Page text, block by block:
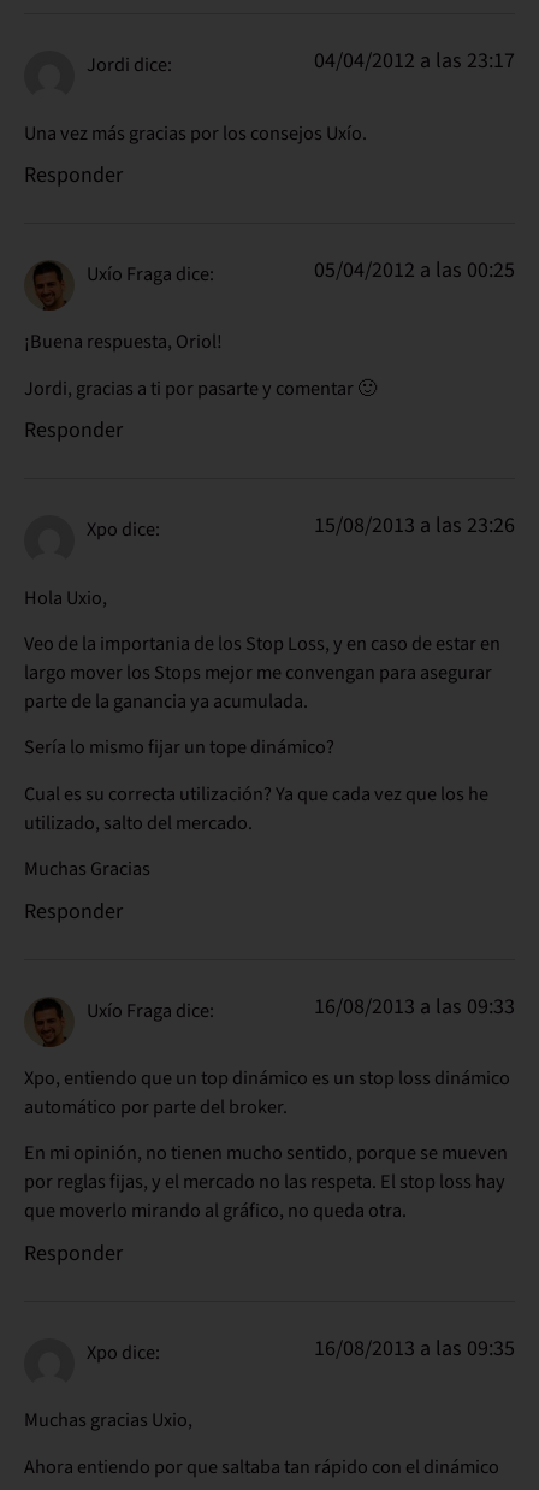
Jordi dice: 04/04/2012 a las 23:17
Una vez más gracias por los consejos Uxío.
Responder
Uxío Fraga dice: 05/04/2012 a las 00:25
¡Buena respuesta, Oriol!
Jordi, gracias a ti por pasarte y comentar 🙂
Responder
Xpo dice: 15/08/2013 a las 23:26
Hola Uxio,
Veo de la importania de los Stop Loss, y en caso de estar en
largo mover los Stops mejor me convengan para asegurar
parte de la ganancia ya acumulada.
Sería lo mismo fijar un tope dinámico?
Cual es su correcta utilización? Ya que cada vez que los he
utilizado, salto del mercado.
Muchas Gracias
Responder
Uxío Fraga dice: 16/08/2013 a las 09:33
Xpo, entiendo que un top dinámico es un stop loss dinámico
automático por parte del broker.
En mi opinión, no tienen mucho sentido, porque se mueven
por reglas fijas, y el mercado no las respeta. El stop loss hay
que moverlo mirando al gráfico, no queda otra.
Responder
Xpo dice: 16/08/2013 a las 09:35
Muchas gracias Uxio,
Ahora entiendo por que saltaba tan rápido con el dinámico